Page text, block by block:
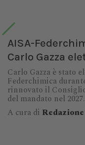
AISA-
Carlo Gazza
Carlo Gazza è stato
Federchimica
rinnovato il
del mandato nel
A cura di